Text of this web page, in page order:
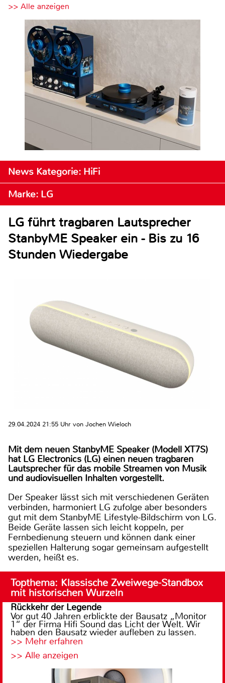
>> Alle anzeigen
News Kategorie: HiFi
Marke: LG
LG führt tragbaren Lautsprecher
StanbyME Speaker ein - Bis zu 16
Stunden Wiedergabe
29.04.2024 21:55 Uhr von Jochen Wieloch
Mit dem neuen StanbyME Speaker (Modell XT7S)
hat LG Electronics (LG) einen neuen tragbaren
Lautsprecher für das mobile Streamen von Musik
und audiovisuellen Inhalten vorgestellt.
Der Speaker lässt sich mit verschiedenen Geräten
verbinden, harmoniert LG zufolge aber besonders
gut mit dem StanbyME Lifestyle-Bildschirm von LG.
Beide Geräte lassen sich leicht koppeln, per
Fernbedienung steuern und können dank einer
speziellen Halterung sogar gemeinsam aufgestellt
werden, heißt es.
Topthema: Klassische Zweiwege-Standbox
mit historischen Wurzeln
Rückkehr der Legende
Vor gut 40 Jahren erblickte der Bausatz „Monitor
1“ der Firma Hifi Sound das Licht der Welt. Wir
haben den Bausatz wieder aufleben zu lassen.
>> Mehr erfahren
>> Alle anzeigen